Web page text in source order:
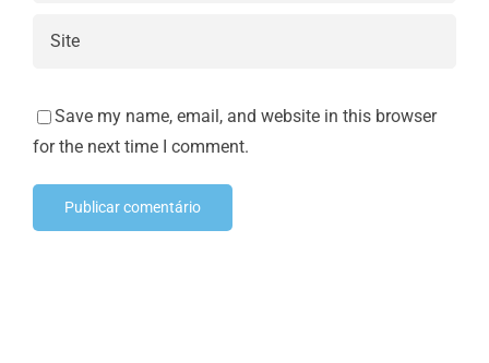
Save my name, email, and website in this browser
for the next time I comment.